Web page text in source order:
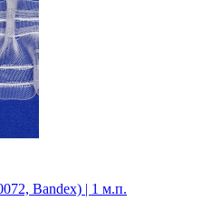
Bandex) | 1 м.п.